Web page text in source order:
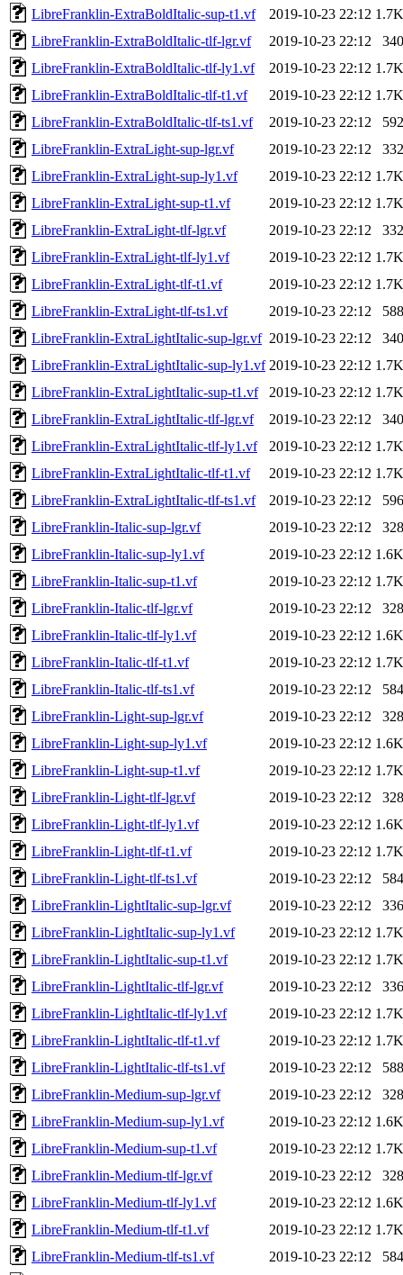
LibreFranklin-ExtraBoldItalic-sup-t1.vf
2019-10-23 22:12 1.7K
LibreFranklin-ExtraBoldItalic-tlf-lgr.vf
2019-10-23 22:12
340
LibreFranklin-ExtraBoldItalic-tlf-ly1.vf
2019-10-23 22:12 1.7K
LibreFranklin-ExtraBoldItalic-tlf-t1.vf
2019-10-23 22:12 1.7K
LibreFranklin-ExtraBoldItalic-tlf-ts1.vf
2019-10-23 22:12
592
LibreFranklin-ExtraLight-sup-lgr.vf
2019-10-23 22:12
332
LibreFranklin-ExtraLight-sup-ly1.vf
2019-10-23 22:12 1.7K
LibreFranklin-ExtraLight-sup-t1.vf
2019-10-23 22:12 1.7K
LibreFranklin-ExtraLight-tlf-lgr.vf
2019-10-23 22:12
332
LibreFranklin-ExtraLight-tlf-ly1.vf
2019-10-23 22:12 1.7K
LibreFranklin-ExtraLight-tlf-t1.vf
2019-10-23 22:12 1.7K
LibreFranklin-ExtraLight-tlf-ts1.vf
2019-10-23 22:12
588
LibreFranklin-ExtraLightItalic-sup-lgr.vf 2019-10-23 22:12
340
LibreFranklin-ExtraLightItalic-sup-ly1.vf 2019-10-23 22:12 1.7K
LibreFranklin-ExtraLightItalic-sup-t1.vf
2019-10-23 22:12 1.7K
LibreFranklin-ExtraLightItalic-tlf-lgr.vf
2019-10-23 22:12
340
LibreFranklin-ExtraLightItalic-tlf-ly1.vf
2019-10-23 22:12 1.7K
LibreFranklin-ExtraLightItalic-tlf-t1.vf
2019-10-23 22:12 1.7K
LibreFranklin-ExtraLightItalic-tlf-ts1.vf
2019-10-23 22:12
596
LibreFranklin-Italic-sup-lgr.vf
2019-10-23 22:12
328
LibreFranklin-Italic-sup-ly1.vf
2019-10-23 22:12 1.6K
LibreFranklin-Italic-sup-t1.vf
2019-10-23 22:12 1.7K
LibreFranklin-Italic-tlf-lgr.vf
2019-10-23 22:12
328
LibreFranklin-Italic-tlf-ly1.vf
2019-10-23 22:12 1.6K
LibreFranklin-Italic-tlf-t1.vf
2019-10-23 22:12 1.7K
LibreFranklin-Italic-tlf-ts1.vf
2019-10-23 22:12
584
LibreFranklin-Light-sup-lgr.vf
2019-10-23 22:12
328
LibreFranklin-Light-sup-ly1.vf
2019-10-23 22:12 1.6K
LibreFranklin-Light-sup-t1.vf
2019-10-23 22:12 1.7K
LibreFranklin-Light-tlf-lgr.vf
2019-10-23 22:12
328
LibreFranklin-Light-tlf-ly1.vf
2019-10-23 22:12 1.6K
LibreFranklin-Light-tlf-t1.vf
2019-10-23 22:12 1.7K
LibreFranklin-Light-tlf-ts1.vf
2019-10-23 22:12
584
LibreFranklin-LightItalic-sup-lgr.vf
2019-10-23 22:12
336
LibreFranklin-LightItalic-sup-ly1.vf
2019-10-23 22:12 1.7K
LibreFranklin-LightItalic-sup-t1.vf
2019-10-23 22:12 1.7K
LibreFranklin-LightItalic-tlf-lgr.vf
2019-10-23 22:12
336
LibreFranklin-LightItalic-tlf-ly1.vf
2019-10-23 22:12 1.7K
LibreFranklin-LightItalic-tlf-t1.vf
2019-10-23 22:12 1.7K
LibreFranklin-LightItalic-tlf-ts1.vf
2019-10-23 22:12
588
LibreFranklin-Medium-sup-lgr.vf
2019-10-23 22:12
328
LibreFranklin-Medium-sup-ly1.vf
2019-10-23 22:12 1.6K
LibreFranklin-Medium-sup-t1.vf
2019-10-23 22:12 1.7K
LibreFranklin-Medium-tlf-lgr.vf
2019-10-23 22:12
328
LibreFranklin-Medium-tlf-ly1.vf
2019-10-23 22:12 1.6K
LibreFranklin-Medium-tlf-t1.vf
2019-10-23 22:12 1.7K
LibreFranklin-Medium-tlf-ts1.vf
2019-10-23 22:12 584